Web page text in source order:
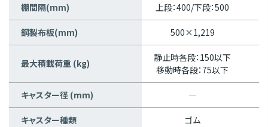
棚間隔(mm) 上段：400/下段：500
鋼製布板(mm) 500×1,219
最大積載荷重 (kg)
静止時各段：150以下
移動時各段：75以下
キャスター径 (mm) ―
キャスター種類 ゴム